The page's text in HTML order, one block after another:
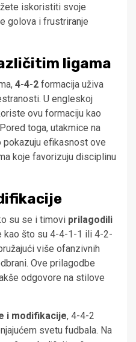
iskoristiti svoje
golova i frustriranje
ligama
4-4-2 formacija uživa
U engleskoj
ovu formaciju kao
toga, utakmice na
efikasnost ove
koje favorizuju disciplinu
su se i timovi prilagodili
kao što su 4-4-1-1 ili 4-2-
više ofanzivnih
Ove prilagodbe
odgovore na stilove
i modifikacije, 4-4-2
svetu fudbala. Na